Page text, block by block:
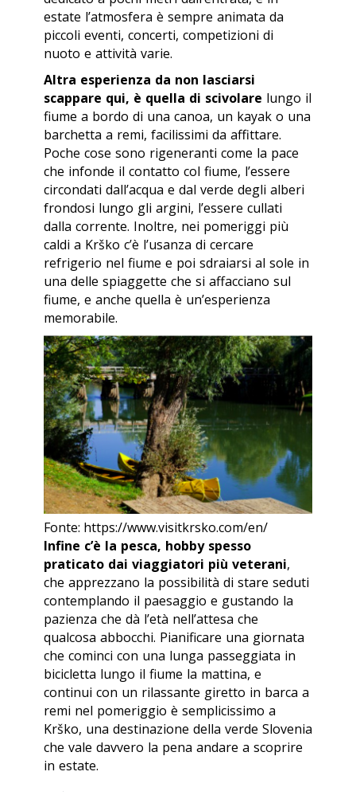
estate l’atmosfera è sempre animata da
piccoli eventi, concerti, competizioni di
nuoto e attività varie.
Altra esperienza da non lasciarsi
scappare qui, è quella di scivolare lungo il
fiume a bordo di una canoa, un kayak o una
barchetta a remi, facilissimi da affittare.
Poche cose sono rigeneranti come la pace
che infonde il contatto col fiume, l’essere
circondati dall’acqua e dal verde degli alberi
frondosi lungo gli argini, l’essere cullati
dalla corrente. Inoltre, nei pomeriggi più
caldi a Krško c’è l’usanza di cercare
refrigerio nel fiume e poi sdraiarsi al sole in
una delle spiaggette che si affacciano sul
fiume, e anche quella è un’esperienza
memorabile.
Fonte: https://www.visitkrsko.com/en/
Infine c’è la pesca, hobby spesso
praticato dai viaggiatori più veterani,
che apprezzano la possibilità di stare seduti
contemplando il paesaggio e gustando la
pazienza che dà l’età nell’attesa che
qualcosa abbocchi. Pianificare una giornata
che cominci con una lunga passeggiata in
bicicletta lungo il fiume la mattina, e
continui con un rilassante giretto in barca a
remi nel pomeriggio è semplicissimo a
Krško, una destinazione della verde Slovenia
che vale davvero la pena andare a scoprire
in estate.